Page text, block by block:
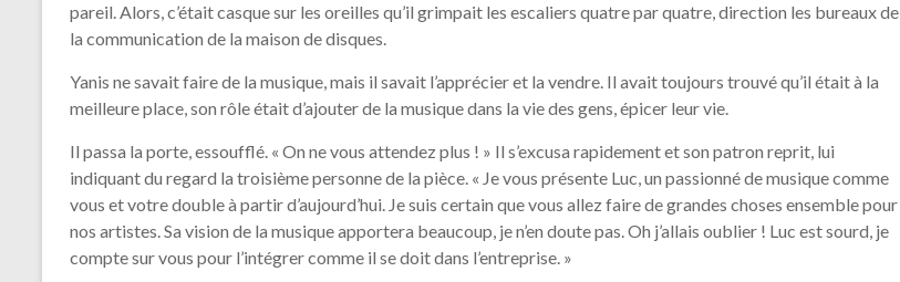
pareil. Alors, c’était casque sur les oreilles qu’il grimpait les escaliers quatre par quatre, direction les bureaux de
la communication de la maison de disques.
Yanis ne savait faire de la musique, mais il savait l’apprécier et la vendre. Il avait toujours trouvé qu’il était à la
meilleure place, son rôle était d’ajouter de la musique dans la vie des gens, épicer leur vie.
Il passa la porte, essoufflé. « On ne vous attendez plus ! » Il s’excusa rapidement et son patron reprit, lui
indiquant du regard la troisième personne de la pièce. « Je vous présente Luc, un passionné de musique comme
vous et votre double à partir d’aujourd’hui. Je suis certain que vous allez faire de grandes choses ensemble pour
nos artistes. Sa vision de la musique apportera beaucoup, je n’en doute pas. Oh j’allais oublier ! Luc est sourd, je
compte sur vous pour l’intégrer comme il se doit dans l’entreprise. »